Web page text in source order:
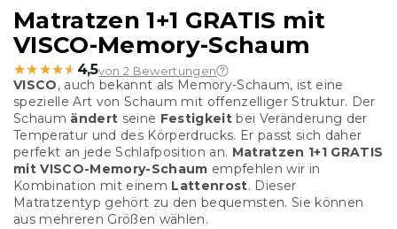
Matratzen 1+1 GRATIS mit
VISCO-Memory-Schaum
★★★★★
★★★★★ 4,5von 2 Bewertungen
VISCO, auch bekannt als Memory-Schaum, ist eine
spezielle Art von Schaum mit offenzelliger Struktur. Der
Schaum ändert seine Festigkeit bei Veränderung der
Temperatur und des Körperdrucks. Er passt sich daher
perfekt an jede Schlafposition an. Matratzen 1+1 GRATIS
mit VISCO-Memory-Schaum empfehlen wir in
Kombination mit einem Lattenrost. Dieser
Matratzentyp gehört zu den bequemsten. Sie können
aus mehreren Größen wählen.